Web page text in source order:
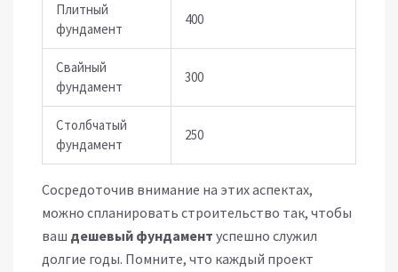
Плитный
фундамент
400
Свайный
фундамент
300
Столбчатый
фундамент
250
Сосредоточив внимание на этих аспектах,
можно спланировать строительство так, чтобы
ваш дешевый фундамент успешно служил
долгие годы. Помните, что каждый проект